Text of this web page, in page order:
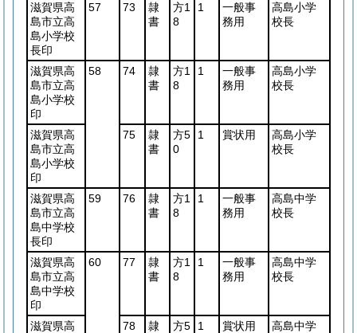
滋賀県高
島市立高
島小学校
長印
57 73
隷
書
方1
8
1
一般事
務用
高島小学
校長
滋賀県高
島市立高
島小学校
印
58 74
隷
書
方1
8
1
一般事
務用
高島小学
校長
滋賀県高
島市立高
島小学校
印
75
隷
書
方5
0
1 賞状用
高島小学
校長
滋賀県高
島市立高
島中学校
長印
59 76
隷
書
方1
8
1
一般事
務用
高島中学
校長
滋賀県高
島市立高
島中学校
印
60 77
隷
書
方1
8
1
一般事
務用
高島中学
校長
滋賀県高
78
隷
方5
1 賞状用
高島中学